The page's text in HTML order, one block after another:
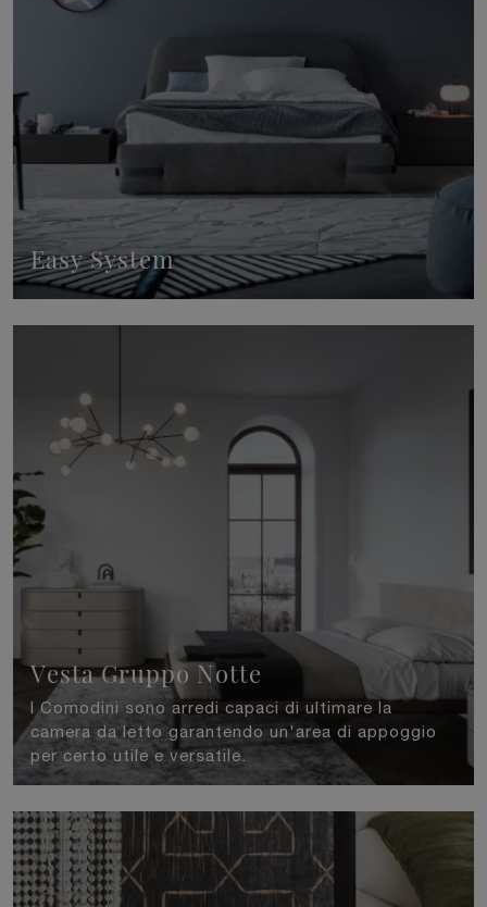
Easy System
Vesta Gruppo Notte
I Comodini sono arredi capaci di ultimare la
camera da letto garantendo un'area di appoggio
per certo utile e versatile.